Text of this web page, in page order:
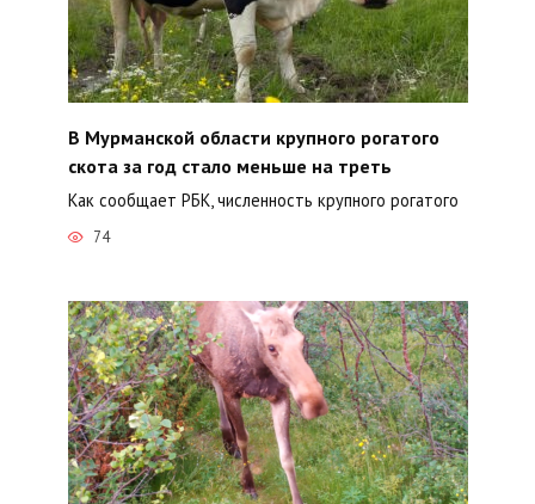
В Мурманской области крупного рогатого
скота за год стало меньше на треть
Как сообщает РБК, численность крупного рогатого
74